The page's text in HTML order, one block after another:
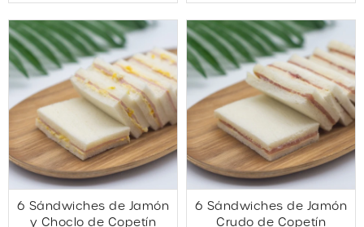
6 Sándwiches de Jamón
y Choclo de Copetín
6 Sándwiches de Jamón
Crudo de Copetín